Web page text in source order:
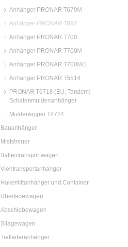
Anhänger PRONAR T679M
Anhänger PRONAR T682
Anhänger PRONAR T700
Anhänger PRONAR T700M
Anhänger PRONAR T700M/1
Anhänger PRONAR T5514
PRONAR T6718 (EU, Tandem) –
Schalenmuldenanhänger
Muldenkipper T8724
Bauanhänger
Miststreuer
Ballentransportwagen
Viehtransportanhänger
Hakenliftanhänger und Container
Überladewagen
Abschiebewagen
Silagewagen
Tiefladeranhänger